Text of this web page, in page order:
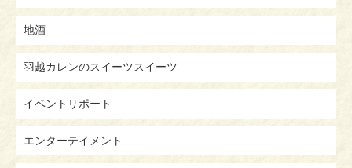
地酒
羽越カレンのスイーツスイーツ
イベントリポート
エンターテイメント